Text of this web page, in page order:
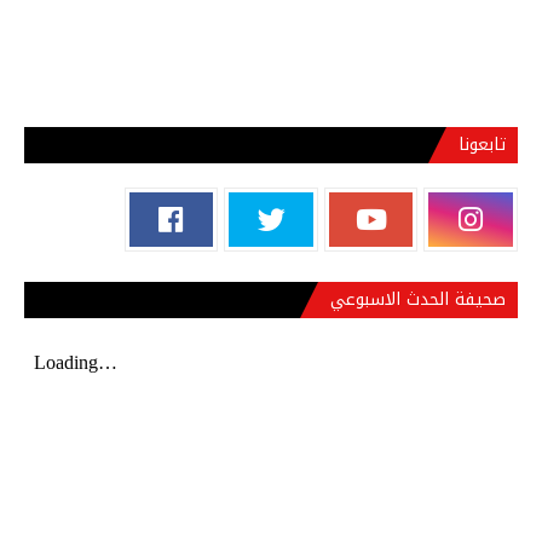
تابعونا
صحيفة الحدث الاسبوعي